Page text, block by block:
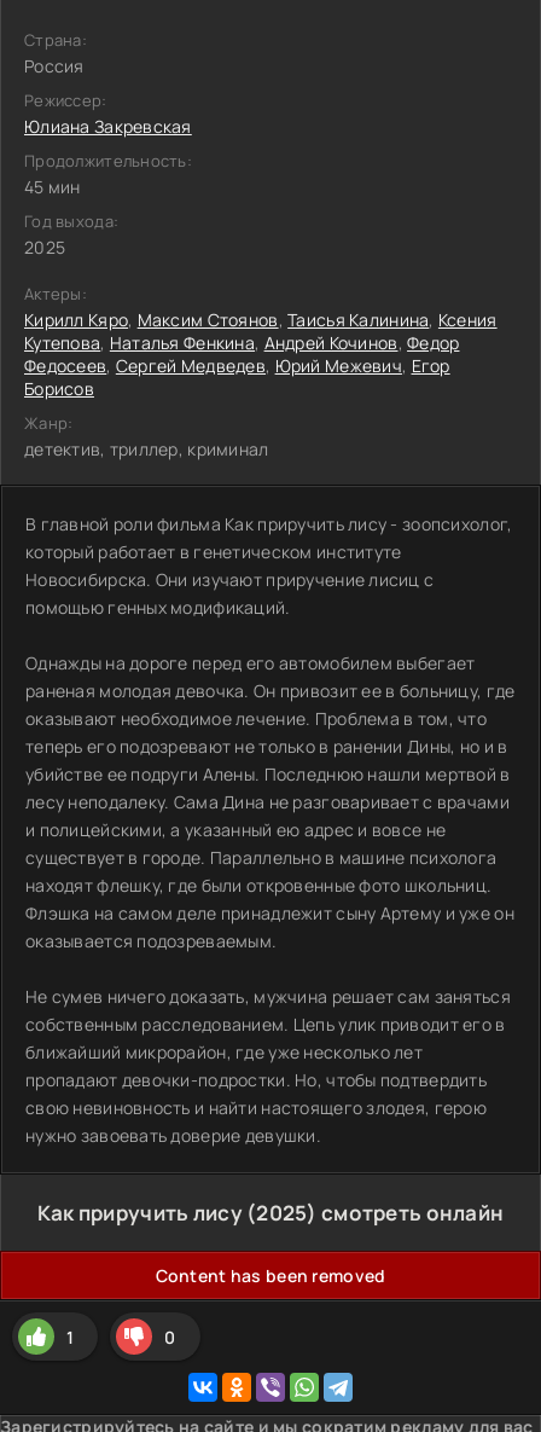
Страна:
Россия
Режиссер:
Юлиана Закревская
Продолжительность:
45 мин
Год выхода:
2025
Актеры:
Кирилл Кяро, Максим Стоянов,Таисья Калинина, Ксения
Кутепова, Наталья Фенкина, Андрей Кочинов,Федор
Федосеев, Сергей Медведев, Юрий Межевич, Егор
Борисов
Жанр:
детектив, триллер, криминал
В главной роли фильма Как приручить лису - зоопсихолог,
который работает в генетическом институте
Новосибирска. Они изучают приручение лисиц с
помощью генных модификаций.
Однажды на дороге перед его автомобилем выбегает
раненая молодая девочка. Он привозит ее в больницу, где
оказывают необходимое лечение. Проблема в том, что
теперь его подозревают не только в ранении Дины, но и в
убийстве ее подруги Алены. Последнюю нашли мертвой в
лесу неподалеку. Сама Дина не разговаривает с врачами
и полицейскими, а указанный ею адрес и вовсе не
существует в городе. Параллельно в машине психолога
находят флешку, где были откровенные фото школьниц.
Флэшка на самом деле принадлежит сыну Артему и уже он
оказывается подозреваемым.
Не сумев ничего доказать, мужчина решает сам заняться
собственным расследованием. Цепь улик приводит его в
ближайший микрорайон, где уже несколько лет
пропадают девочки-подростки. Но, чтобы подтвердить
свою невиновность и найти настоящего злодея, герою
нужно завоевать доверие девушки.
Как приручить лису (2025) смотреть онлайн
Content has been removed
1 0
Зарегистрируйтесь на сайте и мы сократим рекламу для вас